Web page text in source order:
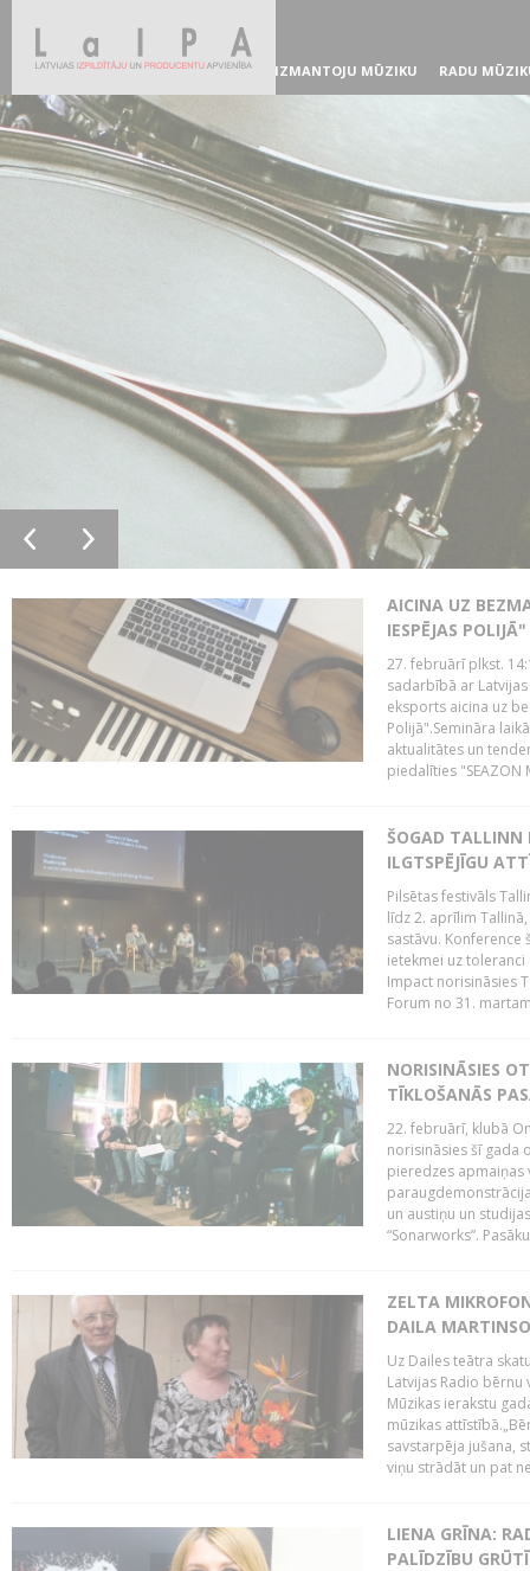
IZMANTOJU MŪZIKU RADU
AICINA UZ
IESPĒJAS POLIJĀ"
27. februārī plkst.
sadarbībā ar
eksports aicina uz
Polijā".Semināra
aktualitātes un
piedalīties "SEAZON
ŠOGAD TALLINN
ILGTSPĒJĪGU
Pilsētas festivāls
līdz 2. aprīlim
sastāvu.
ietekmei uz
Impact norisināsies
Forum no 31.
NORISINĀSIES
TĪKLOŠANĀS
22. februārī, klubā
norisināsies šī gada
pieredzes apmaiņas
un austiņu un
“Sonarworks”.
ZELTA
DAILA
Uz Dailes teātra
Latvijas Radio
Mūzikas ierakstu
mūzikas
savstarpēja jušana,
viņu strādāt un pat
LIENA GRĪNA:
PALĪDZĪBU